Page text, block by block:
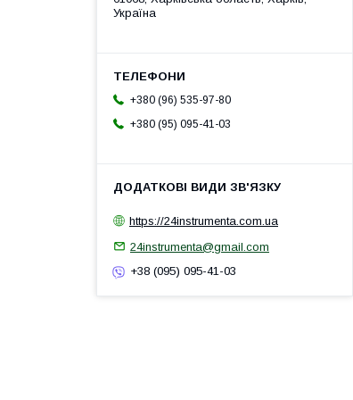
Україна
+380 (96) 535-97-80
+380 (95) 095-41-03
https://24instrumenta.com.ua
24instrumenta@gmail.com
+38 (095) 095-41-03